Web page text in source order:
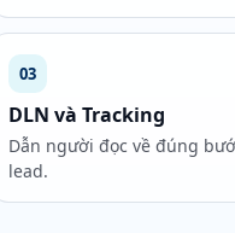
03
DLN và Tracking
Dẫn người đọc về đúng
lead.